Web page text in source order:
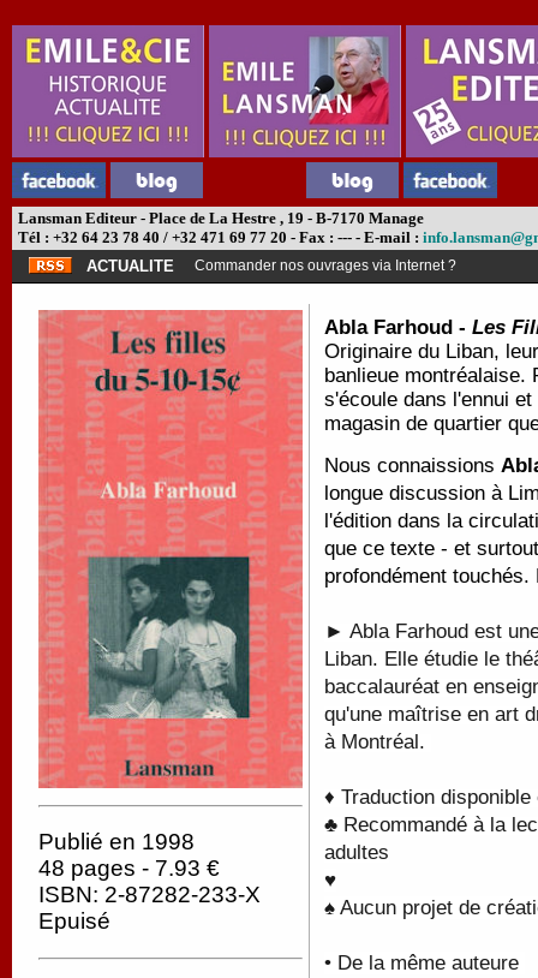
Lansman Editeur - Place de La Hestre , 19 - B-7170 Manage
Tél : +32 64 23 78 40 / +32 471 69 77 20 - Fax : --- - E-mail :
ACTUALITE
Commander nos ouvrages via Internet ?
Publié en 1998
48 pages - 7.93 €
ISBN: 2-87282-233-X
Epuisé
Abla Farhoud - Les
Originaire du Liban,
banlieue montréalaise.
s'écoule dans l'ennui
magasin de quartier
Nous connaissions
longue discussion à
l'édition dans la
que ce texte - et
profondément
► Abla Farhoud est
Liban. Elle étudie le
baccalauréat en
qu'une maîtrise en art
à Montréal.
♦ Traduction
♣ Recommandé à la
adultes
♥
♠ Aucun projet de
• De la même auteure